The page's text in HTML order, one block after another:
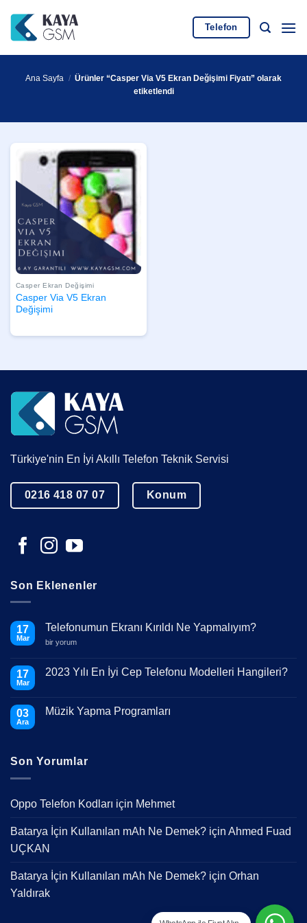
atla
Telefon
Ana Sayfa / Ürünler “Casper Via V5 Ekran Değişimi Fiyatı” olarak
etiketlendi
Casper Ekran Değişimi
Casper Via V5 Ekran
Değişimi
Türkiye'nin En İyi Akıllı Telefon Teknik Servisi
0216 418 07 07 Konum
Son Eklenenler
17
Mar
Telefonumun Ekranı Kırıldı Ne Yapmalıyım?
Telefonumun
Ne
Yapmalıyım?
bir yorum
17
Mar
2023 Yılı En İyi Cep Telefonu Modelleri Hangileri?
Yılı
Modelleri
Hangileri?
03
Ara
Müzik Yapma Programları
Programları
Son Yorumlar
Oppo Telefon Kodları için Mehmet
Batarya İçin Kullanılan mAh Ne Demek? için Ahmed Fuad
UÇKAN
Batarya İçin Kullanılan mAh Ne Demek? için Orhan
Yaldırak